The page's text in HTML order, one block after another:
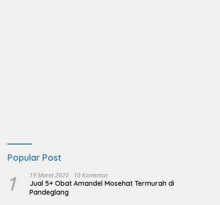
Popular Post
1 19 Maret 2020 10 Komentar
Jual 5+ Obat Amandel Mosehat Termurah di
Pandeglang